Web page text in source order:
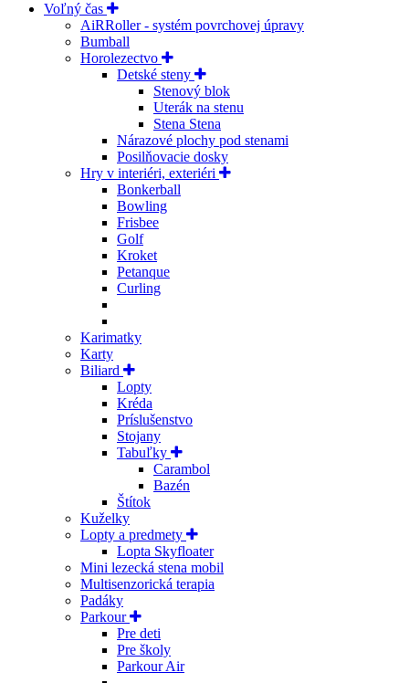
Voľný čas
AiRRoller - systém povrchovej úpravy
Bumball
Horolezectvo
Detské steny
Stenový blok
Uterák na stenu
Stena Stena
Nárazové plochy pod stenami
Posilňovacie dosky
Hry v interiéri, exteriéri
Bonkerball
Bowling
Frisbee
Golf
Kroket
Petanque
Curling
Karimatky
Karty
Biliard
Lopty
Kréda
Príslušenstvo
Stojany
Tabuľky
Carambol
Bazén
Štítok
Kuželky
Lopty a predmety
Lopta Skyfloater
Mini lezecká stena mobil
Multisenzorická terapia
Padáky
Parkour
Pre deti
Pre školy
Parkour Air